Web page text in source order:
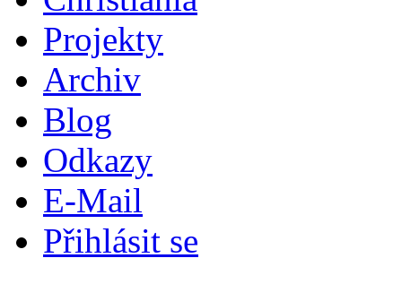
Projekty
Archiv
Blog
Odkazy
E-Mail
Přihlásit se